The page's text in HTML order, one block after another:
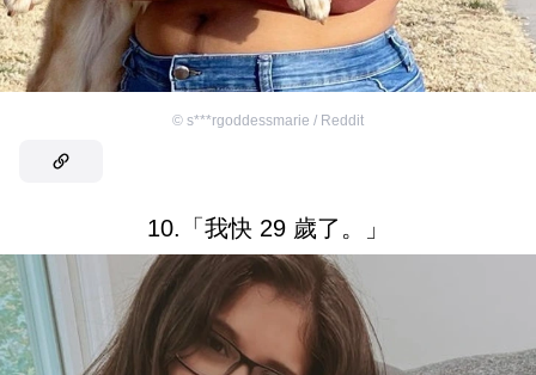
© s***rgoddessmarie / Reddit
10.「我快 29 歲了。」